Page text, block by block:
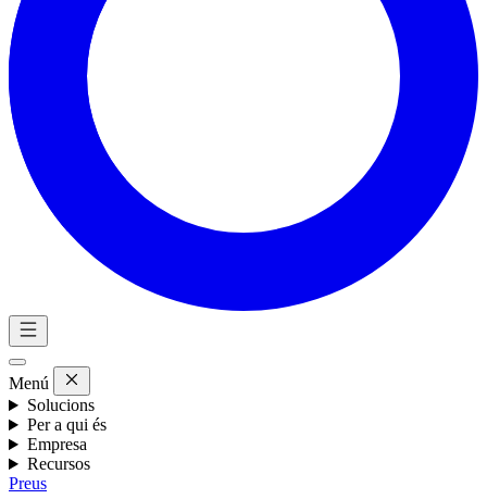
Menú
Solucions
Per a qui és
Empresa
Recursos
Preus